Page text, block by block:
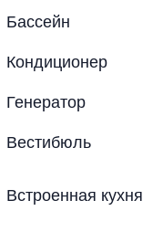
Бассейн
Кондиционер
Генератор
Вестибюль
Встроенная кухня